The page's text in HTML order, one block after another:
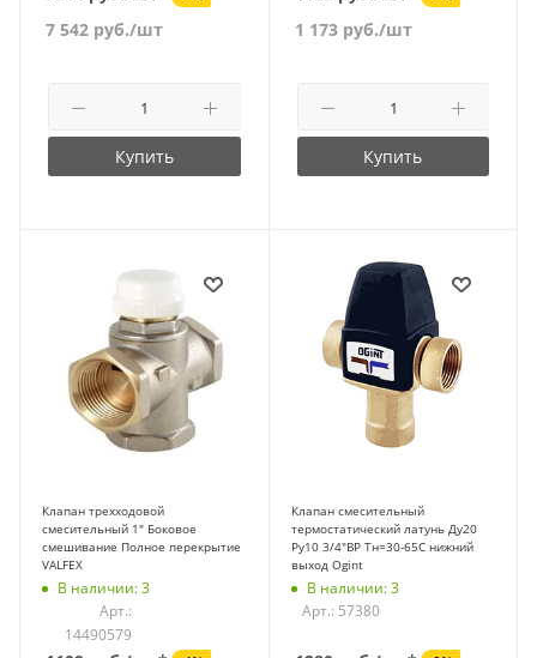
7 542 руб./шт
Купить
1 173руб./шт
Купить
Клапан трехходовой
смесительный 1" Боковое
смешивание Полное перекрытие
VALFEX
В наличии: 3
Арт.:
14490579
Клапан смесительный
термостатический латунь Ду20
Ру10 3/4"ВР Tн=30-65C нижний
выход Ogint
В наличии: 3
Арт.: 57380